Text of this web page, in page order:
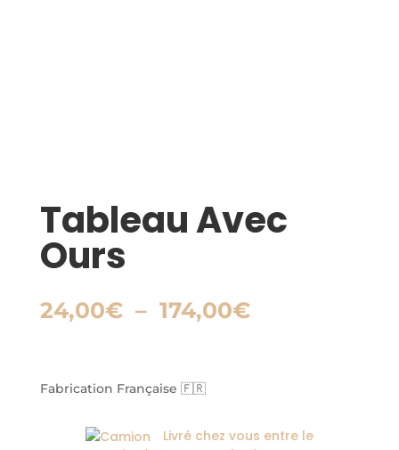
Tableau Avec
Ours
24,00€ – 174,00€Plage
Fabrication Française 🇫🇷
Livré chez vous entre le